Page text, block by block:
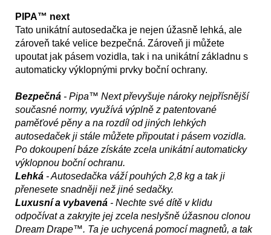
PIPA™ next
Tato unikátní autosedačka je nejen úžasně lehká, ale
zároveň také velice bezpečná. Zároveň ji můžete
upoutat jak pásem vozidla, tak i na unikátní základnu s
automaticky výklopnými prvky boční ochrany.
Bezpečná - Pipa™ Next převyšuje nároky nejpřísnější
současné normy, využívá výplně z patentované
paměťové pěny a na rozdíl od jiných lehkých
autosedaček ji stále můžete připoutat i pásem vozidla.
Po dokoupení báze získáte zcela unikátní automaticky
výklopnou boční ochranu.
Lehká - Autosedačka váží pouhých 2,8 kg a tak ji
přenesete snadněji než jiné sedačky.
Luxusní a vybavená - Nechte své dítě v klidu
odpočívat a zakryjte jej zcela neslyšně úžasnou clonou
Dream Drape™. Ta je uchycená pomocí magnetů, a tak